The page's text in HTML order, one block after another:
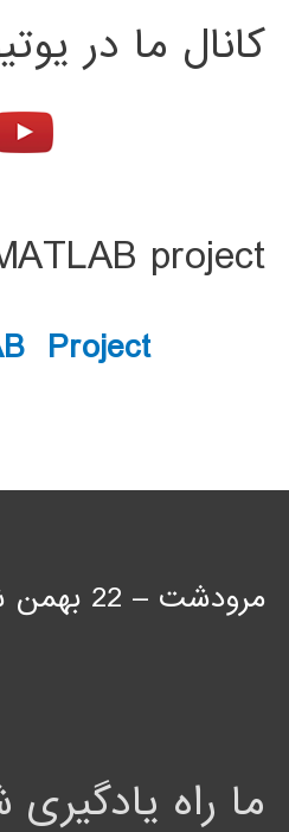
کانال ما در
project
Project
مرودشت – 22 بهمن شمالی
ما راه یادگیری